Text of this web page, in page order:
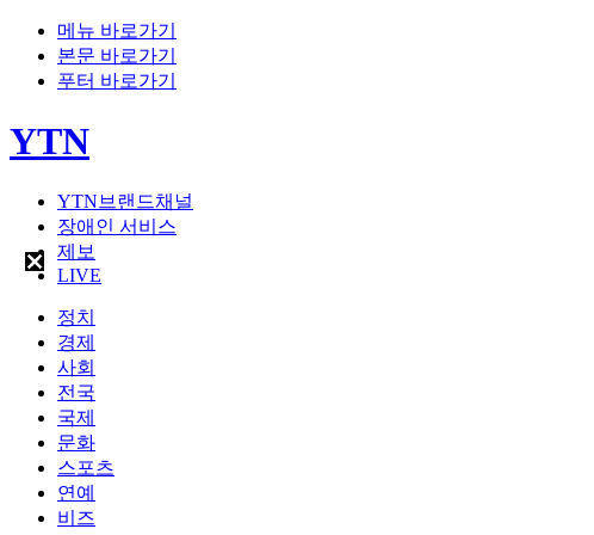
메뉴 바로가기
본문 바로가기
푸터 바로가기
YTN
YTN브랜드채널
장애인 서비스
제보
LIVE
정치
경제
사회
전국
국제
문화
스포츠
연예
비즈